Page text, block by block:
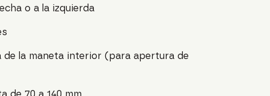
o a la izquierda
de la maneta interior (para apertura de